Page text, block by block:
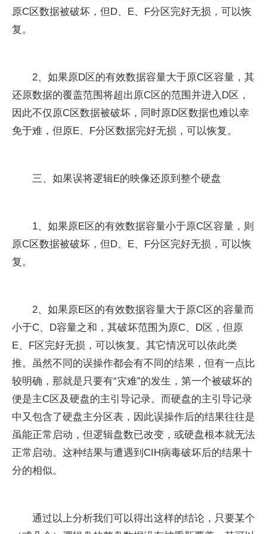
原C区数据被破坏，但D、E、F分区完好无损，可以恢
复。
2、如果原D区的有效数据容量大于原C区容量，其
还原数据的覆盖范围将超出原C区的范围并进入D区，
因此不仅原C区数据被破坏，同时原D区数据也难以幸
免于难，但原E、F分区数据完好无损，可以恢复。
三、如果误将逻辑E的映像还原到整个硬盘
1、如果原E区的有效数据容量小于原C区容量，则
原C区数据被破坏，但D、E、F分区完好无损，可以恢
复。
2、如果原E区的有效数据容量大于原C区的容量而
小于C、D容量之和，其破坏范围为原C、D区，但原
E、F区完好无损，可以恢复。其它情况可以依此类
推。虽然不同的误操作都会有不同的结果，但有一点比
较明确，那就是只要有“灾难”的发生，第一个被破坏的
便是主C区及硬盘的主引导记录。而硬盘的主引导记录
中又包含了硬盘主分区表，因此误操作后的结果往往是
虽能正常启动，但逻辑盘数已改变，或硬盘根本就无法
正常启动。这种结果与遭遇到CIH病毒破坏后的结果十
分的相似。
通过以上分析我们可以得出这样的结论，只要某个